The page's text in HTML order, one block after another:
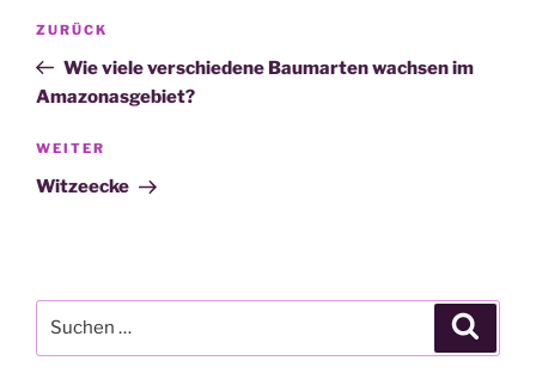
Beitragsnavigation
Vorheriger
Beitrag
ZURÜCK
Wie viele verschiedene Baumarten wachsen im
Amazonasgebiet?
Nächster
Beitrag
WEITER
Witzeecke
nach: